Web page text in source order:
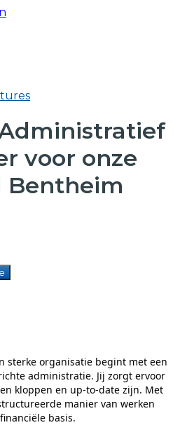
voor onze
Bentheim
sterke organisatie begint met een
administratie. Jij zorgt ervoor
kloppen en up-to-date zijn. Met
manier van werken
basis.